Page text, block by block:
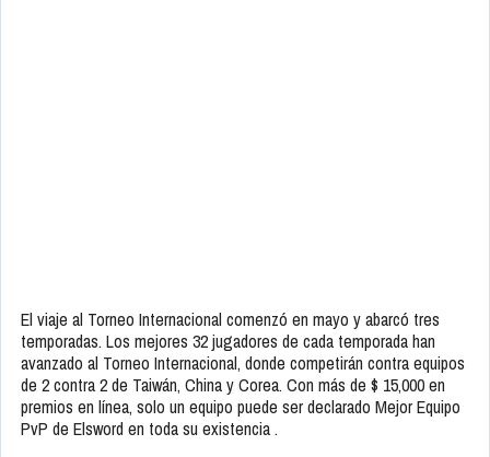
El viaje al Torneo Internacional comenzó en mayo y abarcó tres
temporadas. Los mejores 32 jugadores de cada temporada han
avanzado al Torneo Internacional, donde competirán contra equipos
de 2 contra 2 de Taiwán, China y Corea. Con más de $ 15,000 en
premios en línea, solo un equipo puede ser declarado Mejor Equipo
PvP de Elsword en toda su existencia .